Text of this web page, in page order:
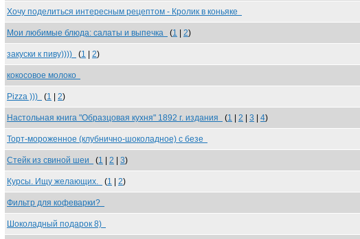
Хочу поделиться интересным рецептом - Кролик в коньяке
Мои любимые блюда: салаты и выпечка (1 2)
закуски к пиву)))) (1 2)
кокосовое молоко
Pizza ))) (1 2)
Настольная книга "Образцовая кухня" 1892 г. издания (1 2 3 4)
Торт-мороженное (клубнично-шоколадное) с безе
Стейк из свиной шеи (1 2 3)
Курсы. Ищу желающих. (1 2)
Фильтр для кофеварки?
Шоколадный подарок 8)